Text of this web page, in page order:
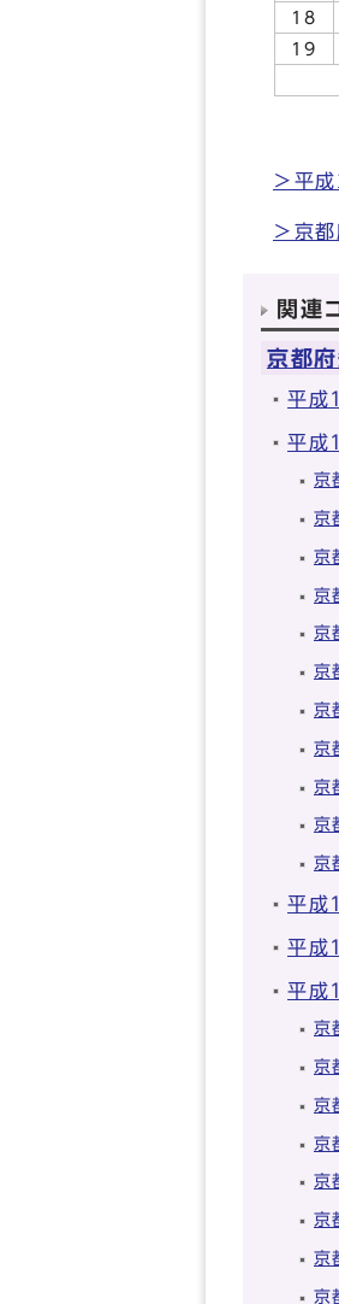
18
19
＞平
＞京
関連
京都
平成
平成
京
京
京
京
京
京
京
京
京
京
京
平成
平成
平成
京
京
京
京
京
京
京
京